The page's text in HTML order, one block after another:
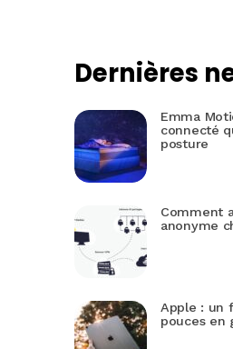
Dernières
Emma
connecté
posture
Comment
anonyme
Apple : un
pouces en